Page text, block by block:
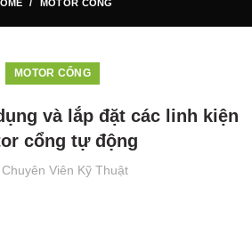
MOTOR CỔNG
MOTOR CỔNG
và lắp đặt các linh kiện
cổng tự động
Chuyên Viên Kỹ Thuật